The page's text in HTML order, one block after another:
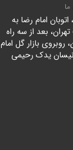
اتوبان امام رضا به
بعد از سه راه
روبروی بازار گل امام
یدک رحیمی